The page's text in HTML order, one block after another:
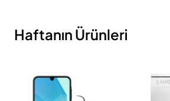
Haftanın Ürünleri